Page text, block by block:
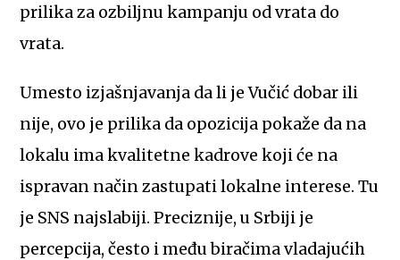
prilika za ozbiljnu kampanju od vrata do
vrata.
Umesto izjašnjavanja da li je Vučić dobar ili
nije, ovo je prilika da opozicija pokaže da na
lokalu ima kvalitetne kadrove koji će na
ispravan način zastupati lokalne interese. Tu
je SNS najslabiji. Preciznije, u Srbiji je
percepcija, često i među biračima vladajućih